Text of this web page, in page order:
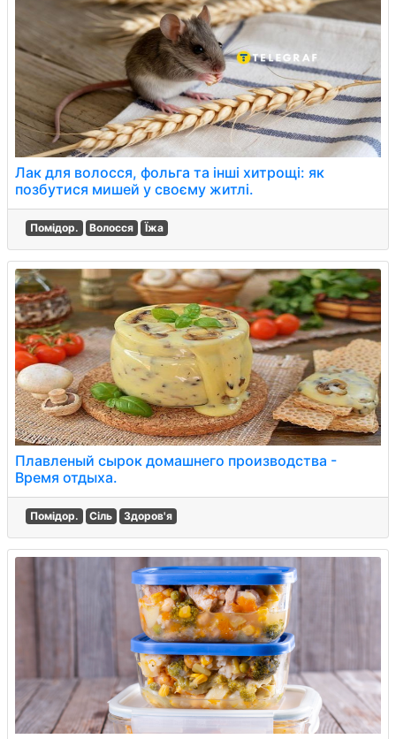
Лак для волосся, фольга та інші хитрощі: як
позбутися мишей у своєму житлі.
Помідор. Волосся Їжа
Плавленый сырок домашнего производства -
Время отдыха.
Помідор. Сіль Здоров'я